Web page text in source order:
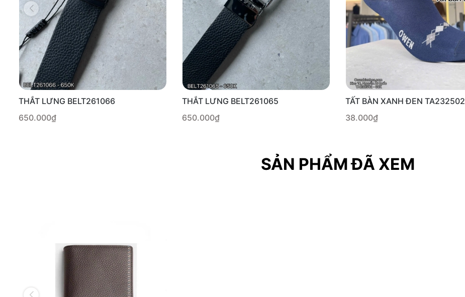
THẮT LƯNG BELT261066
650.000₫
THẮT LƯNG BELT261065
650.000₫
TẤT BÀN XANH ĐEN TA232502
38.000₫
SẢN PHẨM ĐÃ XEM